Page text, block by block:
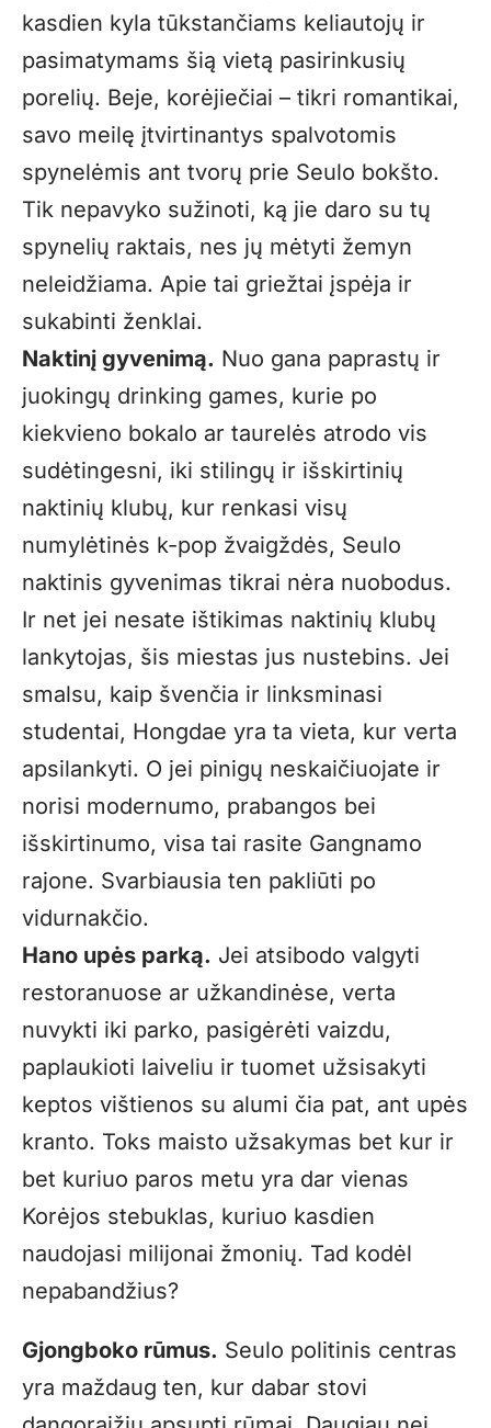
kasdien kyla tūkstančiams keliautojų ir
pasimatymams šią vietą pasirinkusių
porelių. Beje, korėjiečiai – tikri romantikai,
savo meilę įtvirtinantys spalvotomis
spynelėmis ant tvorų prie Seulo bokšto.
Tik nepavyko sužinoti, ką jie daro su tų
spynelių raktais, nes jų mėtyti žemyn
neleidžiama. Apie tai griežtai įspėja ir
sukabinti ženklai.
Naktinį gyvenimą. Nuo gana paprastų ir
juokingų drinking games, kurie po
kiekvieno bokalo ar taurelės atrodo vis
sudėtingesni, iki stilingų ir išskirtinių
naktinių klubų, kur renkasi visų
numylėtinės k-pop žvaigždės, Seulo
naktinis gyvenimas tikrai nėra nuobodus.
Ir net jei nesate ištikimas naktinių klubų
lankytojas, šis miestas jus nustebins. Jei
smalsu, kaip švenčia ir linksminasi
studentai, Hongdae yra ta vieta, kur verta
apsilankyti. O jei pinigų neskaičiuojate ir
norisi modernumo, prabangos bei
išskirtinumo, visa tai rasite Gangnamo
rajone. Svarbiausia ten pakliūti po
vidurnakčio.
Hano upės parką. Jei atsibodo valgyti
restoranuose ar užkandinėse, verta
nuvykti iki parko, pasigėrėti vaizdu,
paplaukioti laiveliu ir tuomet užsisakyti
keptos vištienos su alumi čia pat, ant upės
kranto. Toks maisto užsakymas bet kur ir
bet kuriuo paros metu yra dar vienas
Korėjos stebuklas, kuriuo kasdien
naudojasi milijonai žmonių. Tad kodėl
nepabandžius?
Gjongboko rūmus. Seulo politinis centras
yra maždaug ten, kur dabar stovi